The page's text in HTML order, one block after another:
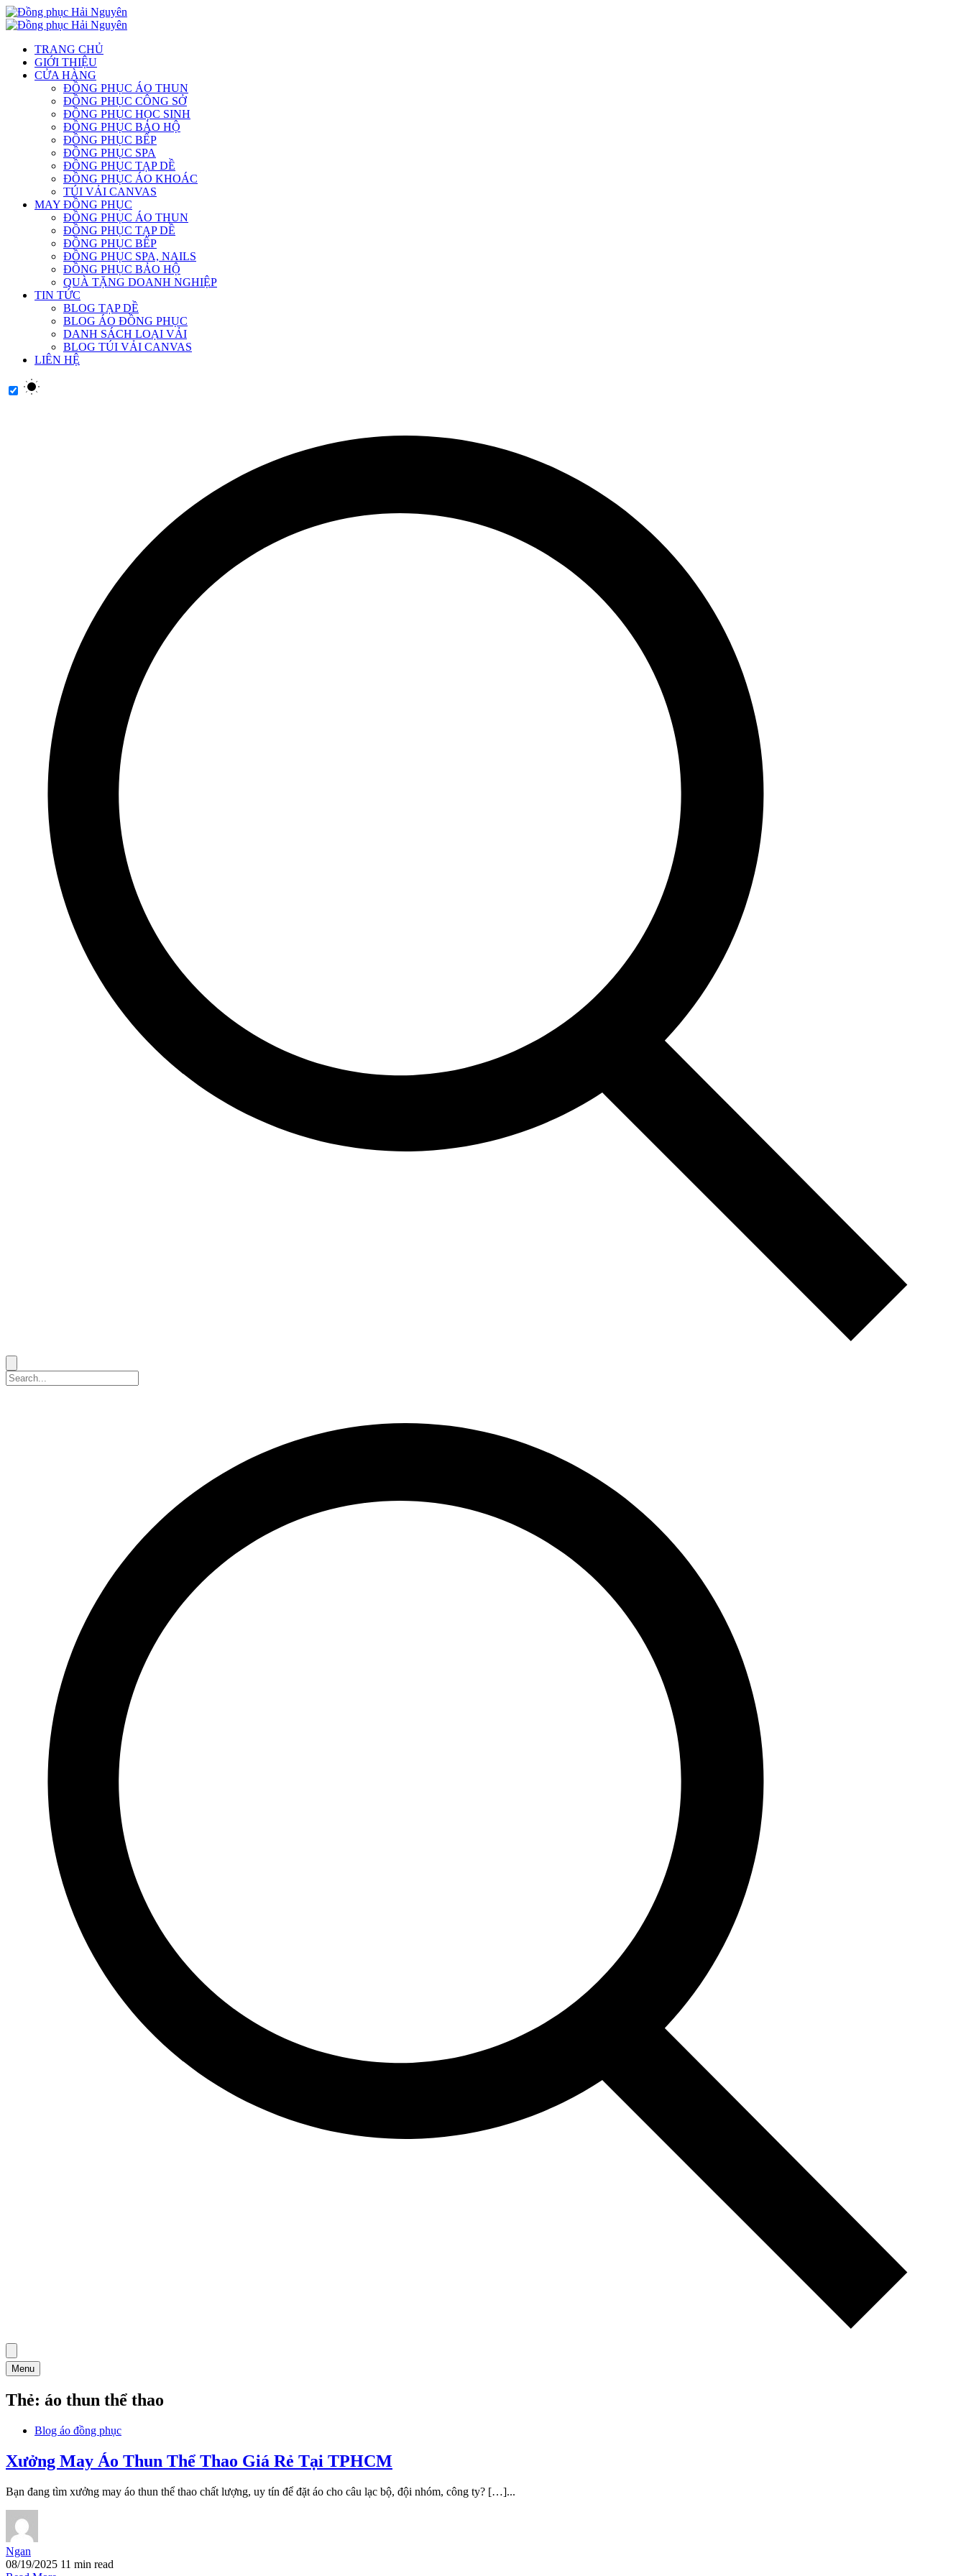
TRANG CHỦ
GIỚI THIỆU
CỬA HÀNG
ĐỒNG PHỤC ÁO THUN
ĐỒNG PHỤC CÔNG SỞ
ĐỒNG PHỤC HỌC SINH
ĐỒNG PHỤC BẢO HỘ
ĐỒNG PHỤC BẾP
ĐỒNG PHỤC SPA
ĐỒNG PHỤC TẠP DỀ
ĐỒNG PHỤC ÁO KHOÁC
TÚI VẢI CANVAS
MAY ĐỒNG PHỤC
ĐỒNG PHỤC ÁO THUN
ĐỒNG PHỤC TẠP DỀ
ĐỒNG PHỤC BẾP
ĐỒNG PHỤC SPA, NAILS
ĐỒNG PHỤC BẢO HỘ
QUÀ TẶNG DOANH NGHIỆP
TIN TỨC
BLOG TẠP DỀ
BLOG ÁO ĐỒNG PHỤC
DANH SÁCH LOẠI VẢI
BLOG TÚI VẢI CANVAS
LIÊN HỆ
Menu
Thẻ: áo thun thể thao
Blog áo đồng phục
Xưởng May Áo Thun Thể Thao Giá Rẻ Tại TPHCM
Bạn đang tìm xưởng may áo thun thể thao chất lượng, uy tín để đặt áo cho câu lạc bộ, đội nhóm, công ty? […]...
Ngan
08/19/2025 11 min read